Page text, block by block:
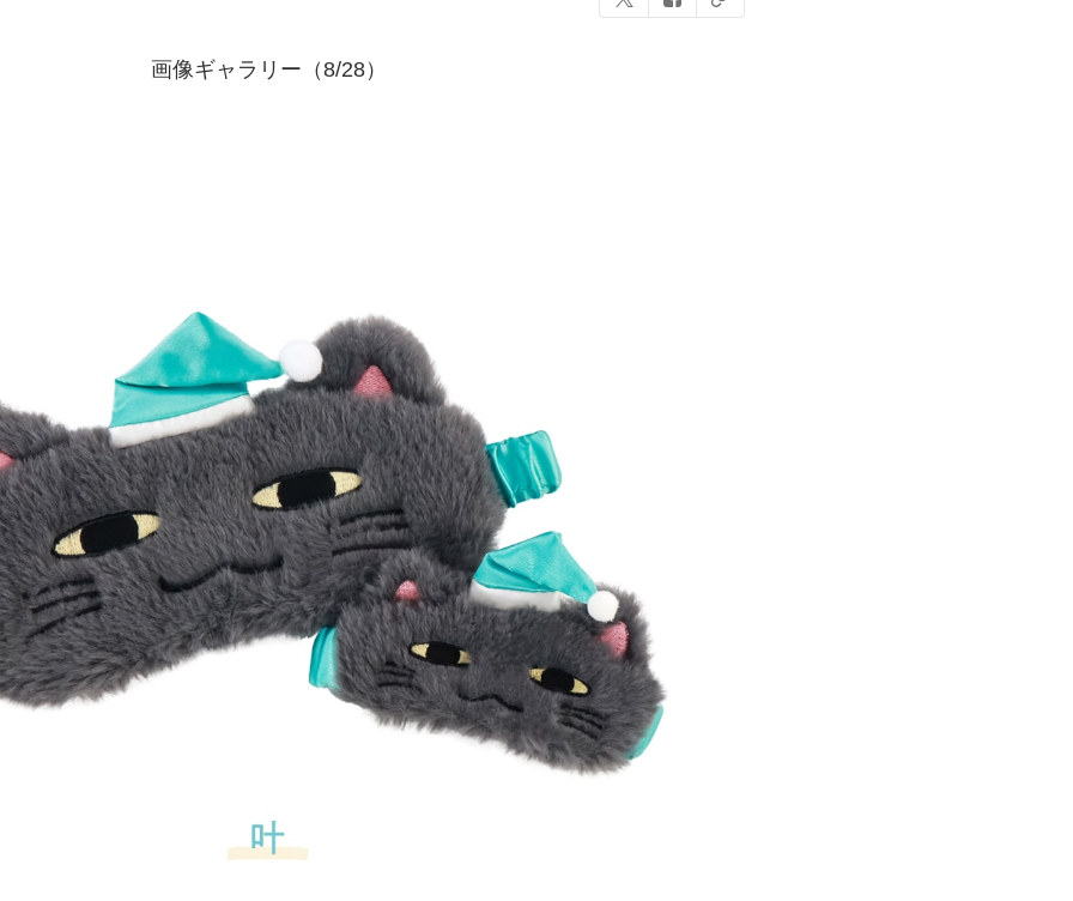
画像ギャラリー（8/28）